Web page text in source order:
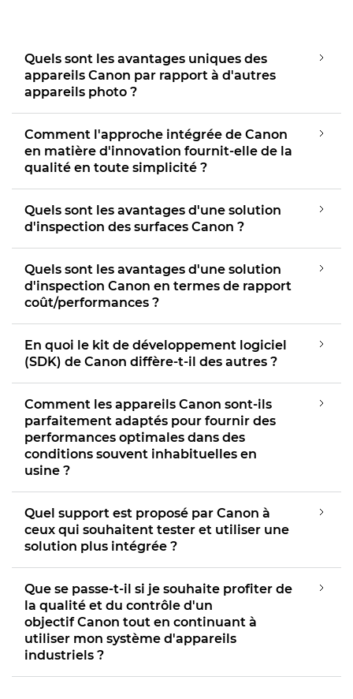
Quels sont les avantages uniques des
appareils Canon par rapport à d'autres
appareils photo ?
Comment l'approche intégrée de Canon
en matière d'innovation fournit-elle de la
qualité en toute simplicité ?
Quels sont les avantages d'une solution
d'inspection des surfaces Canon ?
Quels sont les avantages d'une solution
d'inspection Canon en termes de rapport
coût/performances ?
En quoi le kit de développement logiciel
(SDK) de Canon diffère-t-il des autres ?
Comment les appareils Canon sont-ils
parfaitement adaptés pour fournir des
performances optimales dans des
conditions souvent inhabituelles en
usine ?
Quel support est proposé par Canon à
ceux qui souhaitent tester et utiliser une
solution plus intégrée ?
Que se passe-t-il si je souhaite profiter de
la qualité et du contrôle d'un
objectif Canon tout en continuant à
utiliser mon système d'appareils
industriels ?